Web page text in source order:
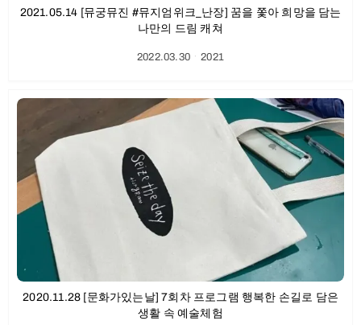
2021.05.14 [뮤궁뮤진 #뮤지엄위크_난장] 꿈을 쫓아 희망을 담는
나만의 드림 캐쳐
2022.03.30ㆍ2021
2020.11.28 [문화가있는날] 7회차 프로그램 행복한 손길로 담은
생활 속 예술체험